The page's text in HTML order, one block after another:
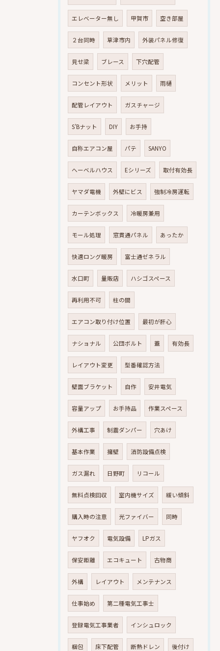
エレベーター無し 甲賀市 空き部屋
２台同時 草津市内 外装パネル修復
見せ梁 ブレース 下穴配管
コンセント形状 メリット 雨樋
配管レイアウト ガスチャージ
S’Bナット DIY お手持
自称エアコン屋 パテ SANYO
へーベルハウス Eシリーズ 取付有効長
ヤマダ電機 外壁にビス 強制冷房運転
カーテンボックス 冷暖房兼用
モール処理 窓貫通パネル あったか
快適ロング暖房 富士通ゼネラル
水口町 量販店 ハシゴスペース
再利用不可 柱の間
エアコン取り付け位置 最初が肝心
ナショナル 公団ボルト 蓋 有効長
レイアウト変更 型番確認方法
壁面ブラケット 自作 安井電気
容量アップ お手持品 作業スペース
外構工事 制震ダンパー 穴あけ
基本作業 擁壁 消防設備点検
ガス漏れ 日野町 リコール
無料点検回収 室内機サイズ 緩い傾斜
購入時の注意 光ファイバー 同時
ヤフオク 電気設備 LPガス
保安距離 エコキュート 古物商
外構 レイアウト メンテナンス
仕事始め 第二種電気工事士
登録電気工事業者 インシュロック
梱包 床下配管 断熱ドレン 後付け